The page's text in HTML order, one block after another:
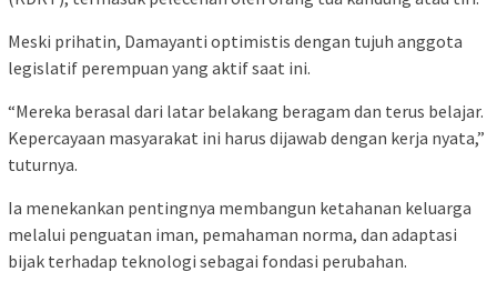
Meski prihatin, Damayanti optimistis dengan tujuh anggota
legislatif perempuan yang aktif saat ini.
“Mereka berasal dari latar belakang beragam dan terus belajar.
Kepercayaan masyarakat ini harus dijawab dengan kerja nyata,”
tuturnya.
Ia menekankan pentingnya membangun ketahanan keluarga
melalui penguatan iman, pemahaman norma, dan adaptasi
bijak terhadap teknologi sebagai fondasi perubahan.